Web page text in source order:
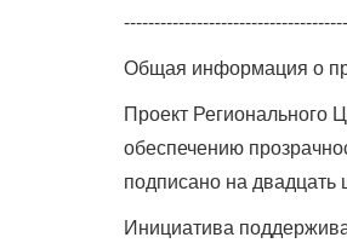
Общая информация о
Проект Регионального
обеспечению
подписано на
Инициатива